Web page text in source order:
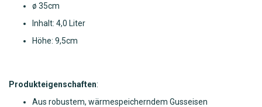
ø 35cm
Inhalt: 4,0 Liter
Höhe: 9,5cm
Produkteigenschaften:
Aus robustem, wärmespeicherndem Gusseisen